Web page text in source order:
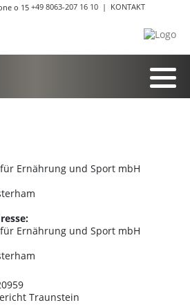
+49 8063-207 16 10 | KONTAKT
Ernährung und Sport mbH
Ernährung und Sport mbH
Traunstein